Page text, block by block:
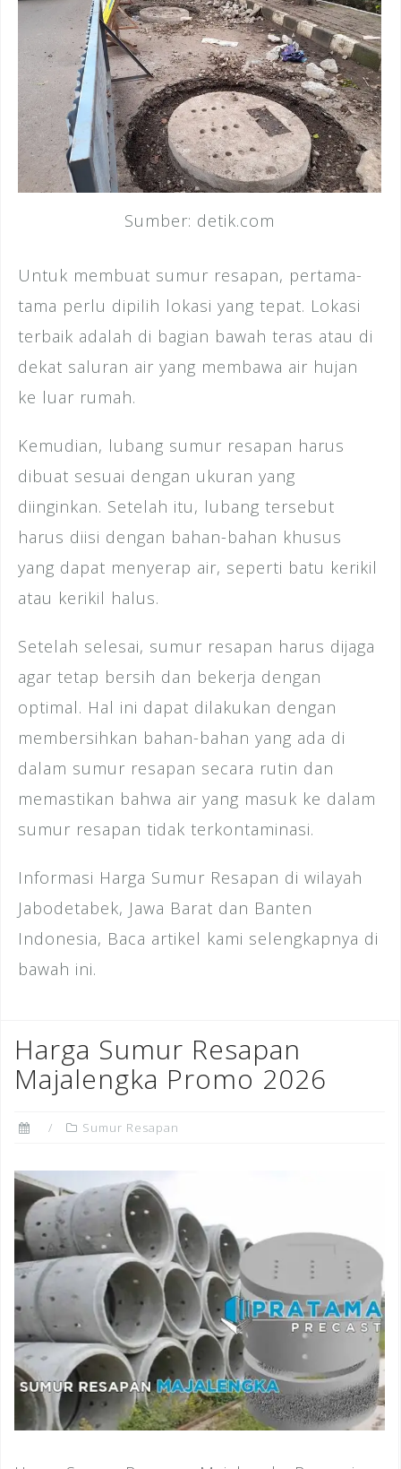
Sumber: detik.com
Untuk membuat sumur resapan, pertama-
tama perlu dipilih lokasi yang tepat. Lokasi
terbaik adalah di bagian bawah teras atau di
dekat saluran air yang membawa air hujan
ke luar rumah.
Kemudian, lubang sumur resapan harus
dibuat sesuai dengan ukuran yang
diinginkan. Setelah itu, lubang tersebut
harus diisi dengan bahan-bahan khusus
yang dapat menyerap air, seperti batu kerikil
atau kerikil halus.
Setelah selesai, sumur resapan harus dijaga
agar tetap bersih dan bekerja dengan
optimal. Hal ini dapat dilakukan dengan
membersihkan bahan-bahan yang ada di
dalam sumur resapan secara rutin dan
memastikan bahwa air yang masuk ke dalam
sumur resapan tidak terkontaminasi.
Informasi Harga Sumur Resapan di wilayah
Jabodetabek, Jawa Barat dan Banten
Indonesia, Baca artikel kami selengkapnya di
bawah ini.
Harga Sumur Resapan
Majalengka Promo 2026
Sumur Resapan